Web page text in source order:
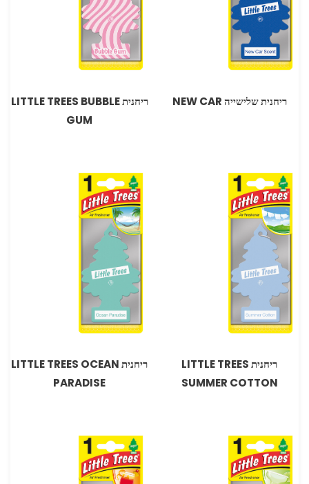
ריחנית שלישייה NEW CAR
ריחנית LITTLE TREES BUBBLE
GUM
ריחנית LITTLE TREES
SUMMER COTTON
ריחנית LITTLE TREES OCEAN
PARADISE